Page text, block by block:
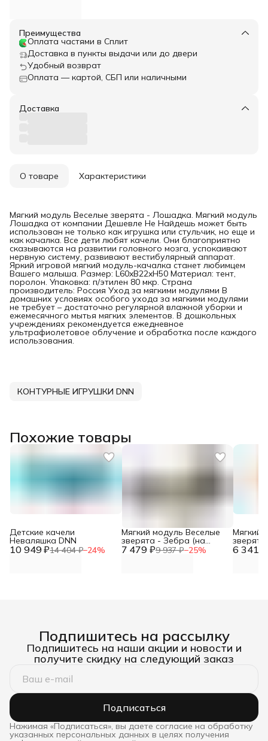
Преимущества
Оплата частями в Сплит
Доставка в пункты выдачи или до двери
Удобный возврат
Оплата — картой, СБП или наличными
Доставка
О товаре Характеристики
Мягкий модуль Веселые зверята - Лошадка. Мягкий модуль
Лошадка от компании Дешевле Не Найдешь может быть
использован не только как игрушка или стульчик, но еще и
как качалка. Все дети любят качели. Они благоприятно
сказываются на развитии головного мозга, успокаивают
нервную систему, развивают вестибулярный аппарат.
Яркий игровой мягкий модуль-качалка станет любимцем
Вашего малыша. Размер: L60xB22xH50 Материал: тент,
поролон. Упаковка: п/этилен 80 мкр. Страна
производитель: Россия Уход за мягкими модулями В
домашних условиях особого ухода за мягкими модулями
не требует – достаточно регулярной влажной уборки и
ежемесячного мытья мягких элементов. В дошкольных
учреждениях рекомендуется ежедневное
ультрафиолетовое облучение и обработка после каждого
использования.
КОНТУРНЫЕ ИГРУШКИ DNN
Похожие товары
10 949 ₽14 404 ₽−24%
Детские качели
Неваляшка DNN
7 479 ₽9 937 ₽−25%
Мягкий модуль Веселые
зверята - Зебра (на
колесах) DNN 6 341 ₽
Мягкий
Подпишитесь на рассылку
Подпишитесь на наши акции и новости и
получите скидку на следующий заказ
Подписаться
Нажимая «Подписаться», вы даете согласие на обработку
указанных персональных данных в целях получения